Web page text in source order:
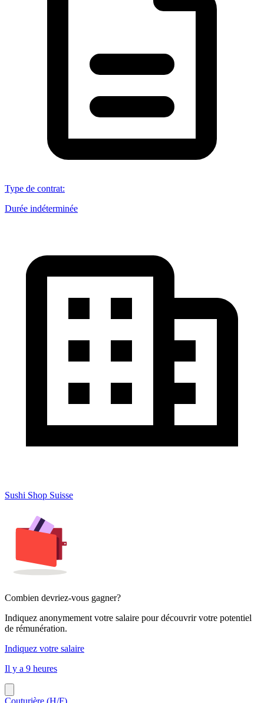
Type de contrat:
Durée indéterminée
Sushi Shop Suisse
Combien devriez-vous gagner?
Indiquez anonymement votre salaire pour découvrir votre potentiel
de rémunération.
Indiquez votre salaire
Il y a 9 heures